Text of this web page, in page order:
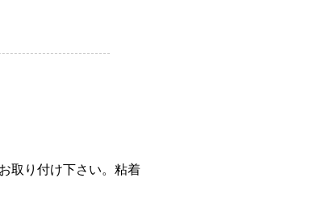
取り付け下さい。粘着